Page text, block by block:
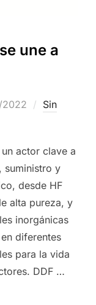
une a
2022
Sin
un actor clave a
suministro y
desde HF
alta pureza, y
inorgánicas
diferentes
para la vida
DDF …